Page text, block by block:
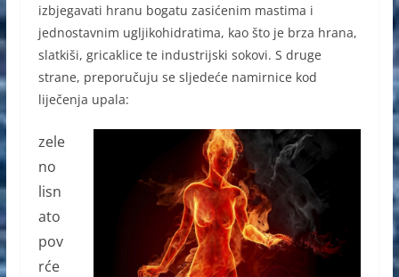
izbjegavati hranu bogatu zasićenim mastima i
jednostavnim ugljikohidratima, kao što je brza hrana,
slatkiši, gricaklice te industrijski sokovi. S druge
strane, preporučuju se sljedeće namirnice kod
liječenja upala:
zele
no
lisn
ato
pov
rće